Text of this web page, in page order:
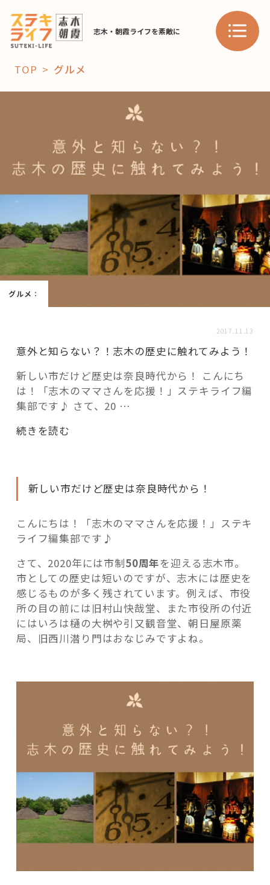
志木・朝霞ライフを素敵に
「コト」
おすすめ
スポット 学び・教育
「場」
HAREL HAREL
活用事例
fleXe リノベ事例
「ひと」
これからの暮らし 住み替え相談
記事検索
TOP グルメ
グルメ ：
2017.11.13
意外と知らない？！志木の歴史に触れてみよう！
新しい市だけど歴史は奈良時代から！ こんにち
は！「志木のママさんを応援！」ステキライフ編
集部です♪ さて、20 …
“意
知
な
い？！
志
の
歴
史
に
触
れ
よ
続きを読む
新しい市だけど歴史は奈良時代から！
こんにちは！「志木のママさんを応援！」ステキ
ライフ編集部です♪
さて、2020年には市制50周年を迎える志木市。
市としての歴史は短いのですが、志木には歴史を
感じるものが多く残されています。例えば、市役
所の目の前には旧村山快哉堂、また市役所の付近
にはいろは樋の大桝や引又観音堂、朝日屋原薬
局、旧西川潜り門はおなじみですよね。